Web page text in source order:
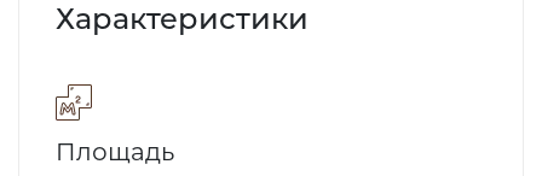
Характеристики
Площадь